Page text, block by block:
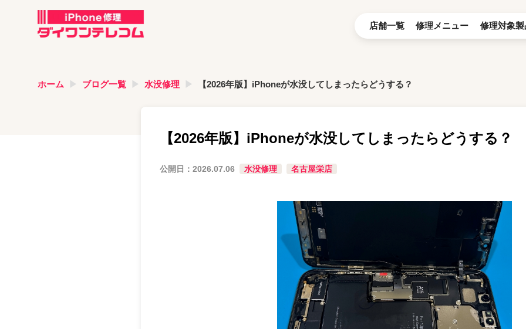
店舗一覧 修理メニュー 修理対象製
ホーム ブログ一覧 水没修理 【2026年版】iPhoneが水没してしまったらどうする？
【2026年版】iPhoneが水没してしまったらどうする？
公開日： 2026.07.06 水没修理 名古屋栄店